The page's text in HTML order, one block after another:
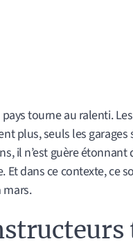
tourne au ralenti.
plus, seuls les
il n’est guère
Et dans ce contexte, ce